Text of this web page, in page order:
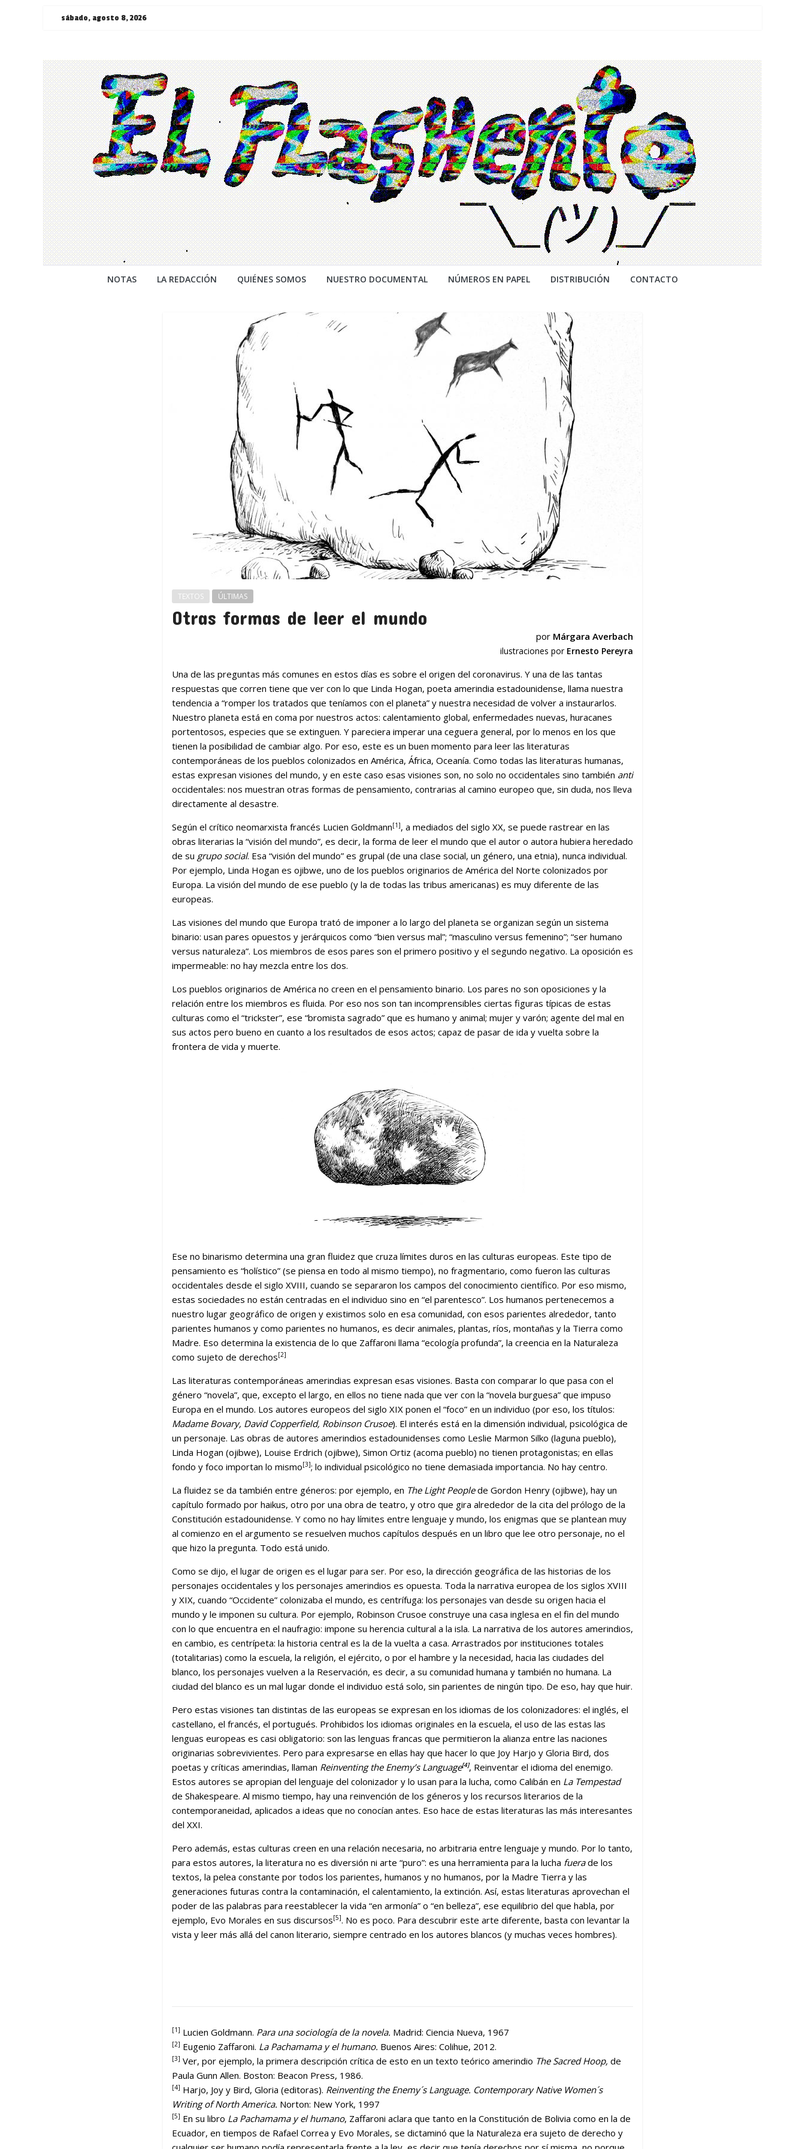
Saltarsábado, agosto 8, 2026
¯\_(ツ)_/
¯
NOTAS LA REDACCIÓN QUIÉNES SOMOS NUESTRO DOCUMENTAL NÚMEROS EN PAPEL DISTRIBUCIÓN CONTACTO
TEXTOS ÚLTIMAS
Otras formas de leer el mundo
por Márgara Averbach
ilustraciones por Ernesto Pereyra
Una de las preguntas más comunes en estos días es sobre el origen del coronavirus. Y una de las tantas
respuestas que corren tiene que ver con lo que Linda Hogan, poeta amerindia estadounidense, llama nuestra
tendencia a “romper los tratados que teníamos con el planeta” y nuestra necesidad de volver a instaurarlos.
Nuestro planeta está en coma por nuestros actos: calentamiento global, enfermedades nuevas, huracanes
portentosos, especies que se extinguen. Y pareciera imperar una ceguera general, por lo menos en los que
tienen la posibilidad de cambiar algo. Por eso, este es un buen momento para leer las literaturas
contemporáneas de los pueblos colonizados en América, África, Oceanía. Como todas las literaturas humanas,
estas expresan visiones del mundo, y en este caso esas visiones son, no solo no occidentales sino también anti
occidentales: nos muestran otras formas de pensamiento, contrarias al camino europeo que, sin duda, nos lleva
directamente al desastre.
Según el crítico neomarxista francés Lucien Goldmann[1], a mediados del siglo XX, se puede rastrear en las
obras literarias la “visión del mundo”, es decir, la forma de leer el mundo que el autor o autora hubiera heredado
de su grupo social. Esa “visión del mundo” es grupal (de una clase social, un género, una etnia), nunca individual.
Por ejemplo, Linda Hogan es ojibwe, uno de los pueblos originarios de América del Norte colonizados por
Europa. La visión del mundo de ese pueblo (y la de todas las tribus americanas) es muy diferente de las
europeas.
Las visiones del mundo que Europa trató de imponer a lo largo del planeta se organizan según un sistema
binario: usan pares opuestos y jerárquicos como “bien versus mal”; “masculino versus femenino”; “ser humano
versus naturaleza”. Los miembros de esos pares son el primero positivo y el segundo negativo. La oposición es
impermeable: no hay mezcla entre los dos.
Los pueblos originarios de América no creen en el pensamiento binario. Los pares no son oposiciones y la
relación entre los miembros es fluida. Por eso nos son tan incomprensibles ciertas figuras típicas de estas
culturas como el “trickster”, ese “bromista sagrado” que es humano y animal; mujer y varón; agente del mal en
sus actos pero bueno en cuanto a los resultados de esos actos; capaz de pasar de ida y vuelta sobre la
frontera de vida y muerte.
Ese no binarismo determina una gran fluidez que cruza límites duros en las culturas europeas. Este tipo de
pensamiento es “holístico” (se piensa en todo al mismo tiempo), no fragmentario, como fueron las culturas
occidentales desde el siglo XVIII, cuando se separaron los campos del conocimiento científico. Por eso mismo,
estas sociedades no están centradas en el individuo sino en “el parentesco”. Los humanos pertenecemos a
nuestro lugar geográfico de origen y existimos solo en esa comunidad, con esos parientes alrededor, tanto
parientes humanos y como parientes no humanos, es decir animales, plantas, ríos, montañas y la Tierra como
Madre. Eso determina la existencia de lo que Zaffaroni llama “ecología profunda”, la creencia en la Naturaleza
como sujeto de derechos[2]
Las literaturas contemporáneas amerindias expresan esas visiones. Basta con comparar lo que pasa con el
género “novela”, que, excepto el largo, en ellos no tiene nada que ver con la “novela burguesa” que impuso
Europa en el mundo. Los autores europeos del siglo XIX ponen el “foco” en un individuo (por eso, los títulos:
Madame Bovary, David Copperfield, Robinson Crusoe). El interés está en la dimensión individual, psicológica de
un personaje. Las obras de autores amerindios estadounidenses como Leslie Marmon Silko (laguna pueblo),
Linda Hogan (ojibwe), Louise Erdrich (ojibwe), Simon Ortiz (acoma pueblo) no tienen protagonistas; en ellas
fondo y foco importan lo mismo[3]; lo individual psicológico no tiene demasiada importancia. No hay centro.
La fluidez se da también entre géneros: por ejemplo, en The Light Peoplede Gordon Henry (ojibwe), hay un
capítulo formado por haikus, otro por una obra de teatro, y otro que gira alrededor de la cita del prólogo de la
Constitución estadounidense. Y como no hay límites entre lenguaje y mundo, los enigmas que se plantean muy
al comienzo en el argumento se resuelven muchos capítulos después en un libro que lee otro personaje, no el
que hizo la pregunta. Todo está unido.
Como se dijo, el lugar de origen es el lugar para ser. Por eso, la dirección geográfica de las historias de los
personajes occidentales y los personajes amerindios es opuesta. Toda la narrativa europea de los siglos XVIII
y XIX, cuando “Occidente” colonizaba el mundo, es centrífuga: los personajes van desde su origen hacia el
mundo y le imponen su cultura. Por ejemplo, Robinson Crusoe construye una casa inglesa en el fin del mundo
con lo que encuentra en el naufragio: impone su herencia cultural a la isla. La narrativa de los autores amerindios,
en cambio, es centrípeta: la historia central es la de la vuelta a casa. Arrastrados por instituciones totales
(totalitarias) como la escuela, la religión, el ejército, o por el hambre y la necesidad, hacia las ciudades del
blanco, los personajes vuelven a la Reservación, es decir, a su comunidad humana y también no humana. La
ciudad del blanco es un mal lugar donde el individuo está solo, sin parientes de ningún tipo. De eso, hay que huir.
Pero estas visiones tan distintas de las europeas se expresan en los idiomas de los colonizadores: el inglés, el
castellano, el francés, el portugués. Prohibidos los idiomas originales en la escuela, el uso de las estas las
lenguas europeas es casi obligatorio: son las lenguas francas que permitieron la alianza entre las naciones
originarias sobrevivientes. Pero para expresarse en ellas hay que hacer lo que Joy Harjo y Gloria Bird, dos
poetas y críticas amerindias, llaman Reinventing the Enemy’s Language[4], Reinventar el idioma del enemigo.
Estos autores se apropian del lenguaje del colonizador y lo usan para la lucha, como Calibán en La Tempestad
de Shakespeare. Al mismo tiempo, hay una reinvención de los géneros y los recursos literarios de la
contemporaneidad, aplicados a ideas que no conocían antes. Eso hace de estas literaturas las más interesantes
del XXI.
Pero además, estas culturas creen en una relación necesaria, no arbitraria entre lenguaje y mundo. Por lo tanto,
para estos autores, la literatura no es diversión ni arte “puro”: es una herramienta para la lucha fuerade los
textos, la pelea constante por todos los parientes, humanos y no humanos, por la Madre Tierra y las
generaciones futuras contra la contaminación, el calentamiento, la extinción. Así, estas literaturas aprovechan el
poder de las palabras para reestablecer la vida “en armonía” o “en belleza”, ese equilibrio del que habla, por
ejemplo, Evo Morales en sus discursos[5]. No es poco. Para descubrir este arte diferente, basta con levantar la
vista y leer más allá del canon literario, siempre centrado en los autores blancos (y muchas veces hombres).
[1] Lucien Goldmann. Para una sociología de la novela. Madrid: Ciencia Nueva, 1967
[2] Eugenio Zaffaroni. La Pachamama y el humano. Buenos Aires: Colihue, 2012.
[3] Ver, por ejemplo, la primera descripción crítica de esto en un texto teórico amerindio The Sacred Hoop, de
Paula Gunn Allen. Boston: Beacon Press, 1986.
[4] Harjo, Joy y Bird, Gloria (editoras). Reinventing the Enemy´s Language. Contemporary Native Women´s
Writing of North America. Norton: New York, 1997
[5] En su libro La Pachamama y el humano, Zaffaroni aclara que tanto en la Constitución de Bolivia como en la de
Ecuador, en tiempos de Rafael Correa y Evo Morales, se dictaminó que la Naturaleza era sujeto de derecho y